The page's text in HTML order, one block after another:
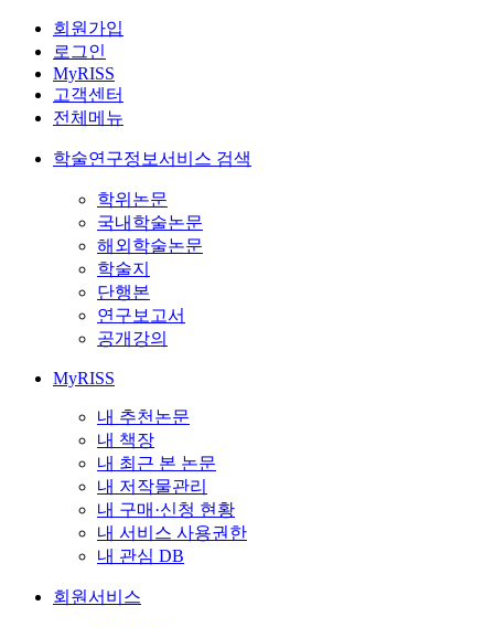
회원가입
로그인
MyRISS
고객센터
전체메뉴
학술연구정보서비스 검색
학위논문
국내학술논문
해외학술논문
학술지
단행본
연구보고서
공개강의
MyRISS
내 추천논문
내 책장
내 최근 본 논문
내 저작물관리
내 구매·신청 현황
내 서비스 사용권한
내 관심 DB
회원서비스